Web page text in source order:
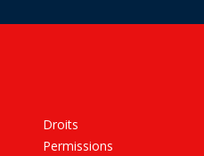
Droits
Permissions